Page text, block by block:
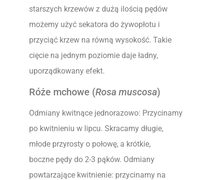
starszych krzewów z dużą ilością pędów
możemy użyć sekatora do żywopłotu i
przyciąć krzew na równą wysokość. Takie
cięcie na jednym poziomie daje ładny,
uporządkowany efekt.
Róże mchowe (Rosa muscosa)
Odmiany kwitnące jednorazowo: Przycinamy
po kwitnieniu w lipcu. Skracamy długie,
młode przyrosty o połowę, a krótkie,
boczne pędy do 2-3 pąków. Odmiany
powtarzające kwitnienie: przycinamy na